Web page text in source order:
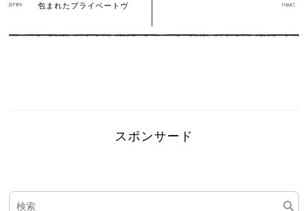
包まれたプライベートヴ
スポンサード